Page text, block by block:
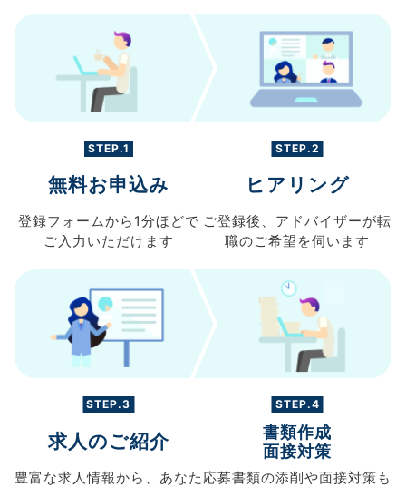
STEP.1
無料お申込み
登録フォームから 1分ほどで
ご入力 いただけます
STEP.2
ヒアリング
ご登録後、 アドバイザーが転
職のご希望を伺います
STEP.3
求人のご紹介
豊富な求人情報から、 あなた
STEP.4
書類作成
面接対策
応募書類の添削や面接対策も